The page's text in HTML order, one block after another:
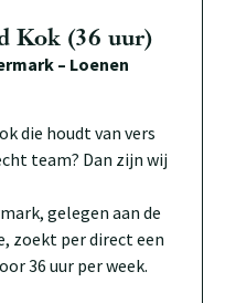
Kok (36 uur)
– Loenen
die houdt van vers
team? Dan zijn wij
gelegen aan de
zoekt per direct een
36 uur per week.